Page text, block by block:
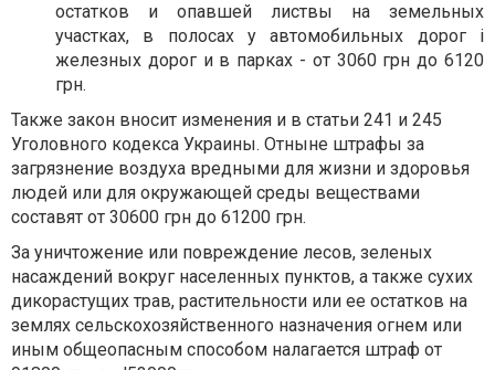
остатков и опавшей листвы на земельных
участках, в полосах у автомобильных дорог i
железных дорог и в парках - от 3060 грн до 6120
грн.
Также закон вносит изменения и в статьи 241 и 245
Уголовного кодекса Украины. Отныне штрафы за
загрязнение воздуха вредными для жизни и здоровья
людей или для окружающей среды веществами
составят от 30600 грн до 61200 грн.
За уничтожение или повреждение лесов, зеленых
насаждений вокруг населенных пунктов, а также сухих
дикорастущих трав, растительности или ее остатков на
землях сельскохозяйственного назначения огнем или
иным общеопасным способом налагается штраф от